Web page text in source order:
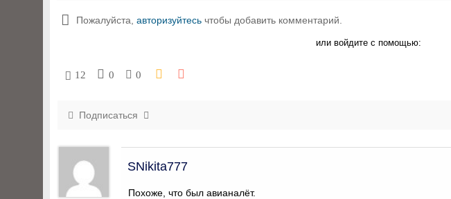
Пожалуйста, авторизуйтесь чтобы добавить комментарий.
или войдите с помощью:
12 0 0
Подписаться
SNikita777
Похоже, что был авианалёт.